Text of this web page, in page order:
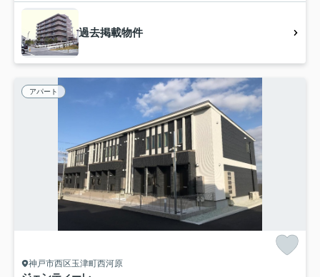
過去掲載物件
アパート
神戸市西区玉津町西河原